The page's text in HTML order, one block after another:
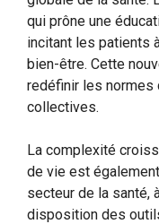
qui prône une
incitant les patients
bien-être. Cette
redéfinir les normes
collectives.
La complexité
de vie est
secteur de la santé,
disposition des